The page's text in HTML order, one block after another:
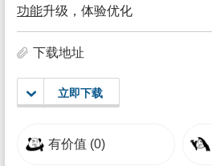
功能升级，体验优化
下载地址
立即下载
有价值 (0)